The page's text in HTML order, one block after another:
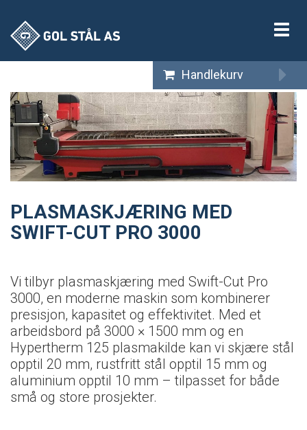
Vis
PLASMASKJÆRING MED
SWIFT-CUT PRO 3000
Vi tilbyr plasmaskjæring med Swift-Cut Pro
3000, en moderne maskin som kombinerer
presisjon, kapasitet og effektivitet. Med et
arbeidsbord på 3000 × 1500 mm og en
Hypertherm 125 plasmakilde kan vi skjære stål
opptil 20 mm, rustfritt stål opptil 15 mm og
aluminium opptil 10 mm – tilpasset for både
små og store prosjekter.
Handlekurv